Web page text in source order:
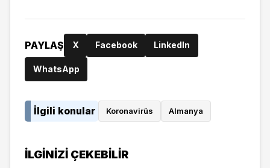
PAYLAŞ X Facebook LinkedIn
WhatsApp
İlgili konular Koronavirüs Almanya
İLGINIZI ÇEKEBILIR